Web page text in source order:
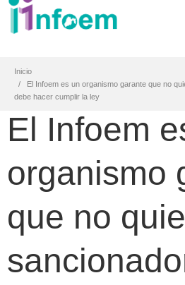
Inicio
El Infoem es un organismo garante que no
debe hacer cumplir la ley
El Infoem
organismo
que no